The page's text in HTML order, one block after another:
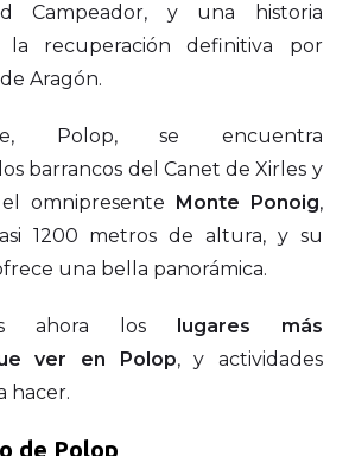
Campeador, y una historia
la recuperación definitiva por
Aragón.
Polop, se encuentra
barrancos del Canet de Xirles y
omnipresente Monte Ponoig,
1200 metros de altura, y su
una bella panorámica.
ahora los lugares más
ver en Polop, y actividades
hacer.
de Polop